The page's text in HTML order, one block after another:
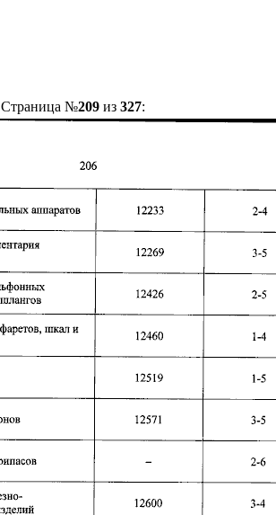
Страница №209из 327: